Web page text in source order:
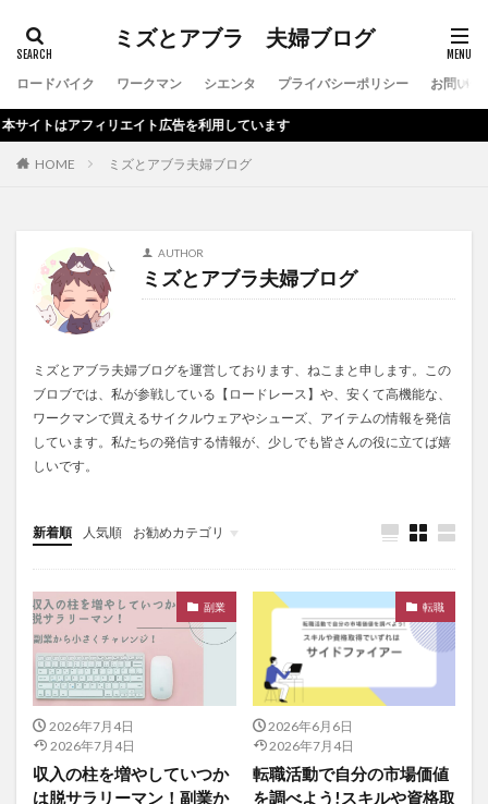
ミズとアブラ 夫婦ブログ
ロードバイク ワークマン シエンタ プライバシーポリシー お問い合
はアフィリエイト広告を利用しています
HOME ミズとアブラ夫婦ブログ
AUTHOR
ミズとアブラ夫婦ブログ
ミズとアブラ夫婦ブログを運営しております、ねこまと申します。この
ブロブでは、私が参戦している【ロードレース】や、安くて高機能な、
ワークマンで買えるサイクルウェアやシューズ、アイテムの情報を発信
しています。私たちの発信する情報が、少しでも皆さんの役に立てば嬉
しいです。
新着順 人気順 お勧めカテゴリ
副業
2026年7月4日
2026年7月4日
収入の柱を増やしていつか
は脱サラリーマン！副業か
転職
2026年6月6日
2026年7月4日
転職活動で自分の市場価値
を調べよう!スキルや資格取